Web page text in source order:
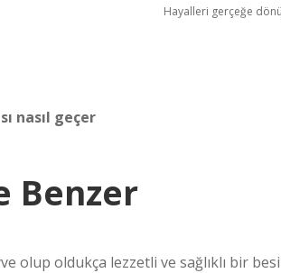
Hayalleri gerçeğe
nasıl geçer
Benzer
olup oldukça lezzetli ve sağlıklı bir